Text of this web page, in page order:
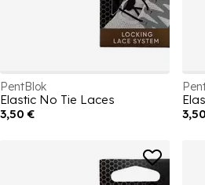
PentBlok
Elastic No Tie Laces
3,50 €